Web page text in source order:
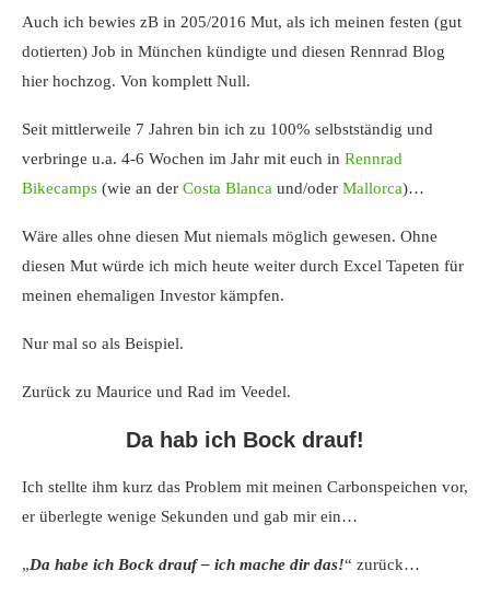
Auch ich bewies zB in 205/2016 Mut, als ich meinen festen (gut
dotierten) Job in München kündigte und diesen Rennrad Blog
hier hochzog. Von komplett Null.
Seit mittlerweile 7 Jahren bin ich zu 100% selbstständig und
verbringe u.a. 4-6 Wochen im Jahr mit euch in Rennrad
Bikecamps (wie an der Costa Blanca und/oder Mallorca)…
Wäre alles ohne diesen Mut niemals möglich gewesen. Ohne
diesen Mut würde ich mich heute weiter durch Excel Tapeten für
meinen ehemaligen Investor kämpfen.
Nur mal so als Beispiel.
Zurück zu Maurice und Rad im Veedel.
Da hab ich Bock drauf!
Ich stellte ihm kurz das Problem mit meinen Carbonspeichen vor,
er überlegte wenige Sekunden und gab mir ein…
„Da habe ich Bock drauf – ich mache dir das!“ zurück…